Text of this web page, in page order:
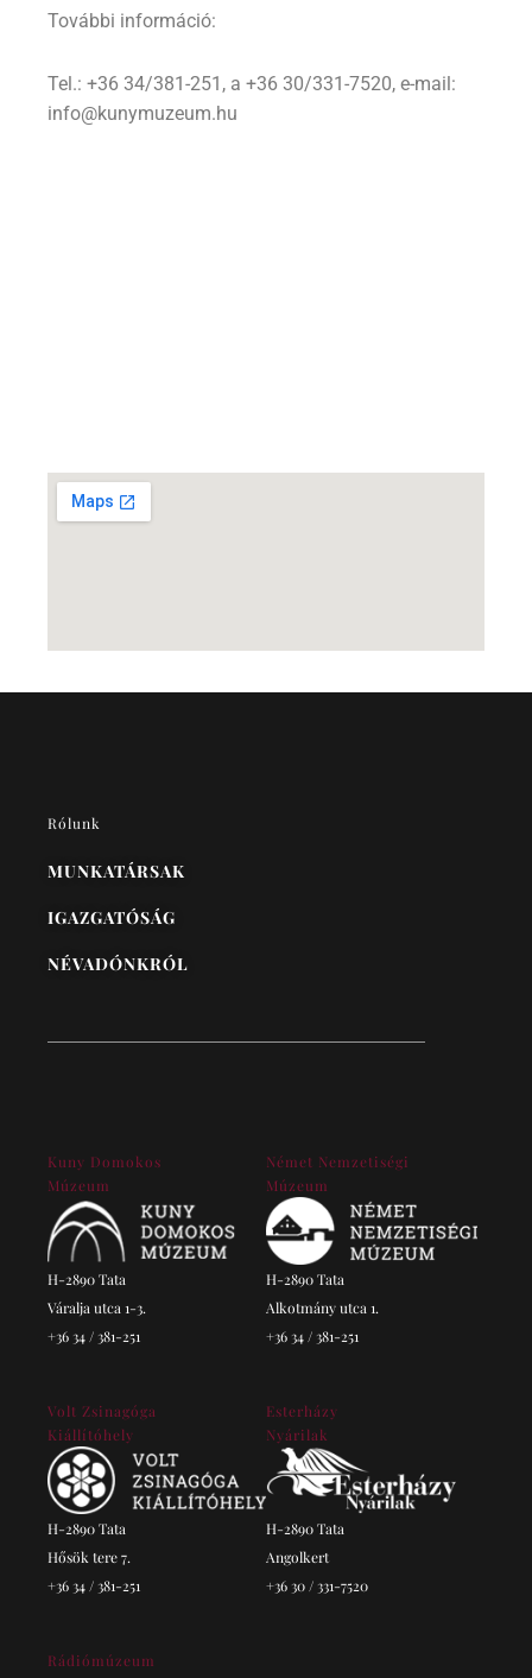
További információ:
Tel.: +36 34/381-251, a +36 30/331-7520, e-mail:
info@kunymuzeum.hu
Rólunk
MUNKATÁRSAK
IGAZGATÓSÁG
NÉVADÓNKRÓL
Kuny Domokos
Múzeum
H-2890 Tata
Váralja utca 1-3.
+36 34 / 381-251
Német Nemzetiségi
Múzeum
H-2890 Tata
Alkotmány utca 1.
+36 34 / 381-251
Volt Zsinagóga
Kiállítóhely
H-2890 Tata
Hősök tere 7.
+36 34 / 381-251
Esterházy
Nyárilak
H-2890 Tata
Angolkert
+36 30 / 331-7520
Rádiómúzeum